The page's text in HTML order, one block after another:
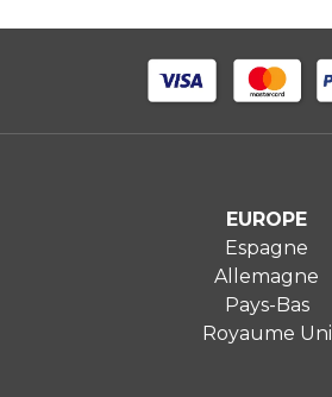
EUROPE
Espagne
Allemagne
Pays-Bas
Royaume Uni